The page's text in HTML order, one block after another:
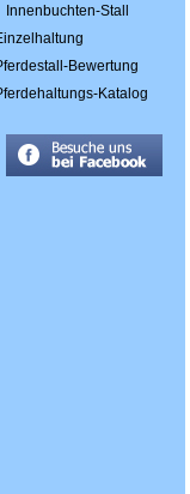
Innenbuchten-Stall
Bewertung
Katalog